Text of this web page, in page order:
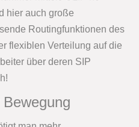
hier auch große
Routingfunktionen des
flexiblen Verteilung auf die
über deren SIP